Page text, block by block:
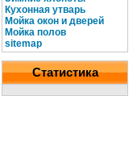
Кухонная утварь
Мойка окон и дверей
Мойка полов
sitemap
Статистика